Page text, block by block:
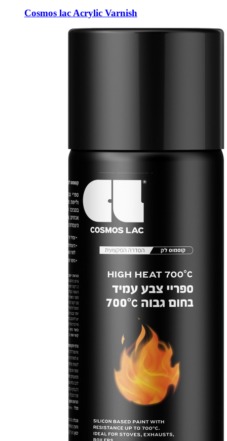
Cosmos lac Acrylic Varnish